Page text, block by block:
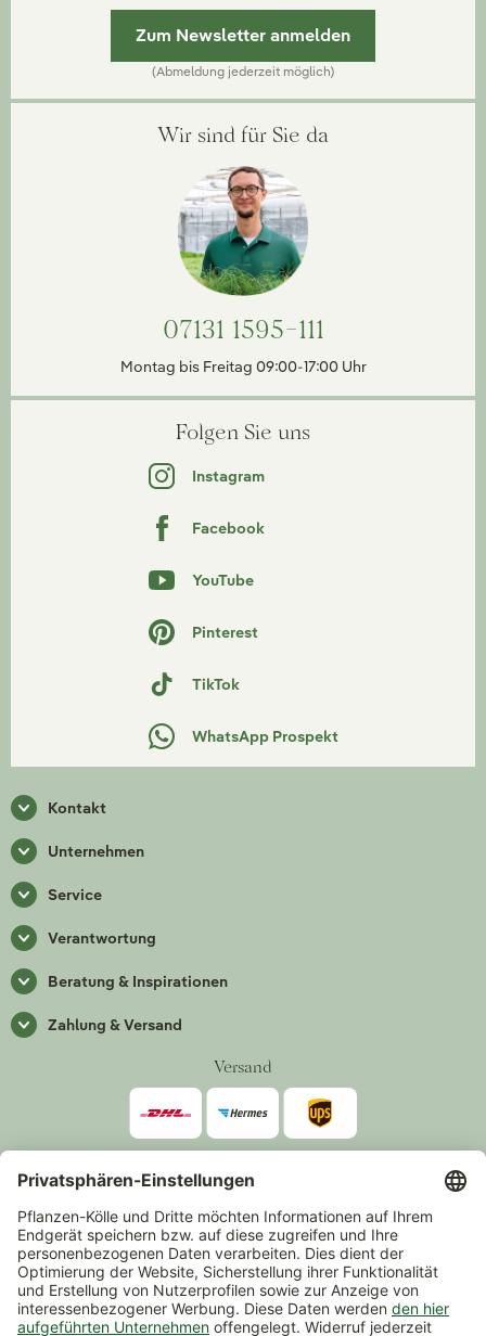
Zum Newsletter anmelden
(Abmeldung jederzeit möglich)
Wir sind für Sie da
07131 1595-111
Montag bis Freitag 09:00-17:00 Uhr
Folgen Sie uns
Instagram
Facebook
YouTube
Pinterest
TikTok
WhatsApp Prospekt
Kontakt
Unternehmen
Service
Verantwortung
Beratung & Inspirationen
Zahlung & Versand
Versand
Zahlarten
*Alle Preise inkl. gesetzlicher Mehrwertsteuer zzgl.Versand
Mindestbestellwert 14,90 €, ausgenommen sind Gutscheine und
Events.